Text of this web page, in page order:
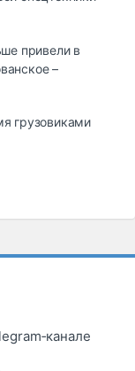
привели в
–
грузовиками